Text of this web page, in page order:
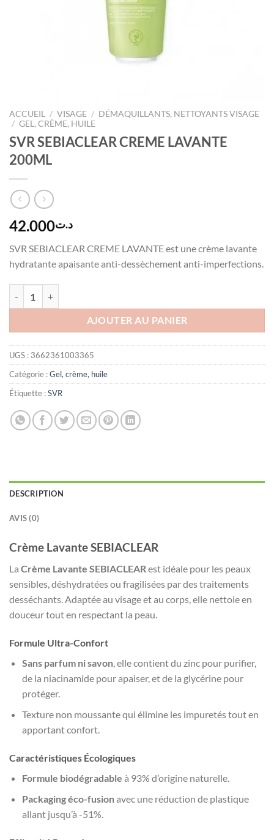
ACCUEIL / VISAGE / DÉMAQUILLANTS, NETTOYANTS VISAGE
/ GEL, CRÈME, HUILE
SVR SEBIACLEAR CREME LAVANTE
200ML
د.ت42.000
SVR SEBIACLEAR CREME LAVANTE est une crème lavante
hydratante apaisante anti-dessèchement anti-imperfections.
AJOUTER AU PANIER
UGS : 3662361003365
Catégorie :Gel, crème, huile
Étiquette :SVR
DESCRIPTION
AVIS (0)
Crème Lavante SEBIACLEAR
La Crème Lavante SEBIACLEAR est idéale pour les peaux
sensibles, déshydratées ou fragilisées par des traitements
desséchants. Adaptée au visage et au corps, elle nettoie en
douceur tout en respectant la peau.
Formule Ultra-Confort
Sans parfum ni savon, elle contient du zinc pour purifier,
de la niacinamide pour apaiser, et de la glycérine pour
protéger.
Texture non moussante qui élimine les impuretés tout en
apportant confort.
Caractéristiques Écologiques
Formule biodégradable à 93% d’origine naturelle.
Packaging éco-fusionavec une réduction de plastique
allant jusqu’à -51%.